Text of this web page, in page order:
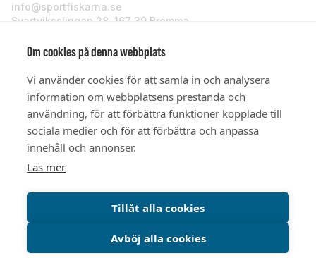
Om cookies på denna webbplats
Vi använder cookies för att samla in och analysera
information om webbplatsens prestanda och
användning, för att förbättra funktioner kopplade till
sociala medier och för att förbättra och anpassa
innehåll och annonser.
Läs mer
Tillåt alla cookies
Avböj alla cookies
info@sportfiskarna.se
Svartviksslingan 28, 167 39 Bromma
Sportfiskarna
Om oss
Stöd oss